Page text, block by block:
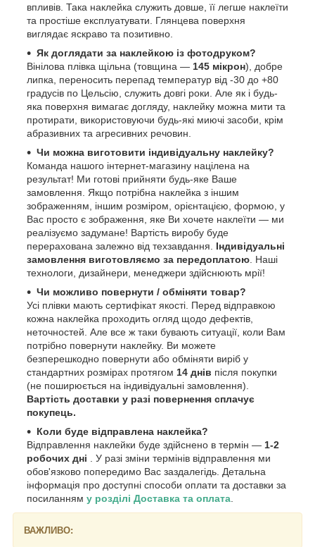
впливів. Така наклейка служить довше, її легше наклеїти
та простіше експлуатувати. Глянцева поверхня
виглядає яскраво та позитивно.
Як доглядати за наклейкою із фотодруком?
Вінілова плівка щільна (товщина — 145 мікрон), добре
липка, переносить перепад температур від -30 до +80
градусів по Цельсію, служить довгі роки. Але як і будь-
яка поверхня вимагає догляду, наклейку можна мити та
протирати, використовуючи будь-які миючі засоби, крім
абразивних та агресивних речовин.
Чи можна виготовити індивідуальну наклейку?
Команда нашого інтернет-магазину націлена на
результат! Ми готові прийняти будь-яке Ваше
замовлення. Якщо потрібна наклейка з іншим
зображенням, іншим розміром, орієнтацією, формою, у
Вас просто є зображення, яке Ви хочете наклеїти — ми
реалізуємо задумане! Вартість виробу буде
перерахована залежно від техзавдання. Індивідуальні
замовлення виготовляємо за передоплатою . Наші
технологи, дизайнери, менеджери здійснюють мрії!
Чи можливо повернути / обміняти товар?
Усі плівки мають сертифікат якості. Перед відправкою
кожна наклейка проходить огляд щодо дефектів,
неточностей. Але все ж таки бувають ситуації, коли Вам
потрібно повернути наклейку. Ви можете
безперешкодно повернути або обміняти виріб у
стандартних розмірах протягом 14 днів після покупки
(не поширюється на індивідуальні замовлення).
Вартість доставки у разі повернення сплачує
покупець.
Коли буде відправлена наклейка?
Відправлення наклейки буде здійснено в термін — 1-2
робочих дні . У разі зміни термінів відправлення ми
обов'язково попередимо Вас заздалегідь. Детальна
інформація про доступні способи оплати та доставки за
посиланням у розділі Доставка та оплата
ВАЖЛИВО: